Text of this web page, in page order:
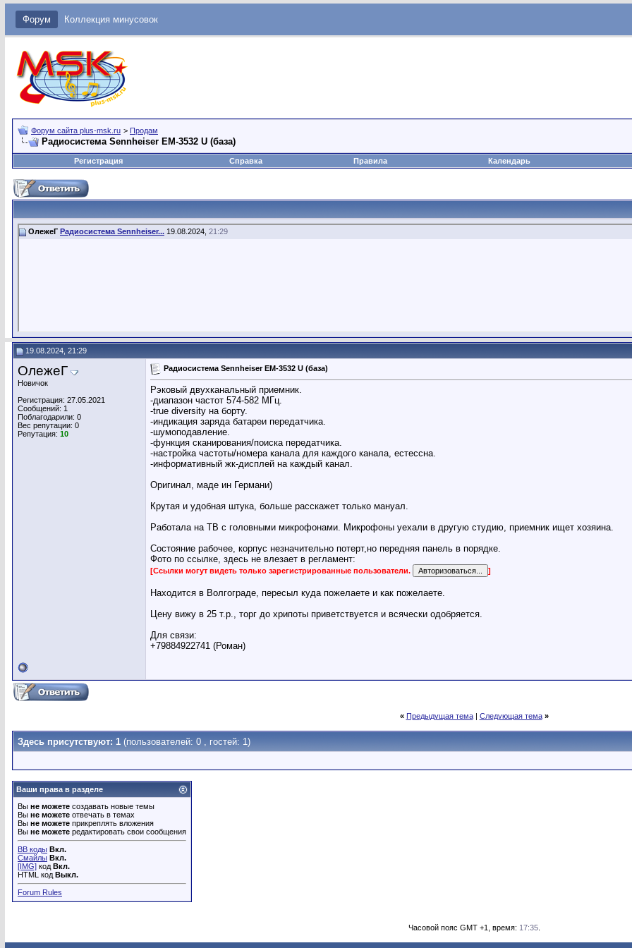
Форум Коллекция минусовок
Форум сайта plus-msk.ru > Продам
Радиосистема Sennheiser EM-3532 U (база)
Регистрация Справка Правила Календарь
ОлежеГ Радиосистема Sennheiser... 19.08.2024, 21:29
19.08.2024, 21:29
ОлежеГ
Новичок
Регистрация: 27.05.2021
Сообщений: 1
Поблагодарили: 0
Вес репутации: 0
Репутация: 10
Радиосистема Sennheiser EM-3532 U (база)
Рэковый двухканальный приемник.
-диапазон частот 574-582 МГц.
-true diversity на борту.
-индикация заряда батареи передатчика.
-шумоподавление.
-функция сканирования/поиска передатчика.
-настройка частоты/номера канала для каждого канала, естессна.
-информативный жк-дисплей на каждый канал.
Оригинал, маде ин Германи)
Крутая и удобная штука, больше расскажет только мануал.
Работала на ТВ с головными микрофонами. Микрофоны уехали в другую студию, приемник ищет хозяина.
Состояние рабочее, корпус незначительно потерт,но передняя панель в порядке.
Фото по ссылке, здесь не влезает в регламент:
[Ссылки могут видеть только зарегистрированные пользователи. ]
Находится в Волгограде, пересыл куда пожелаете и как пожелаете.
Цену вижу в 25 т.р., торг до хрипоты приветствуется и всячески одобряется.
Для связи:
+79884922741 (Роман)
« Предыдущая тема| Следующая тема »
Здесь присутствуют: 1 (пользователей: 0 , гостей: 1)
Ваши права в разделе
Вы не можете создавать новые темы
Вы не можете отвечать в темах
Вы не можете прикреплять вложения
Вы не можете редактировать свои сообщения
BB коды Вкл.
Смайлы Вкл.
[IMG] код Вкл.
HTML код Выкл.
Forum Rules
Часовой пояс GMT +1, время: 17:35.